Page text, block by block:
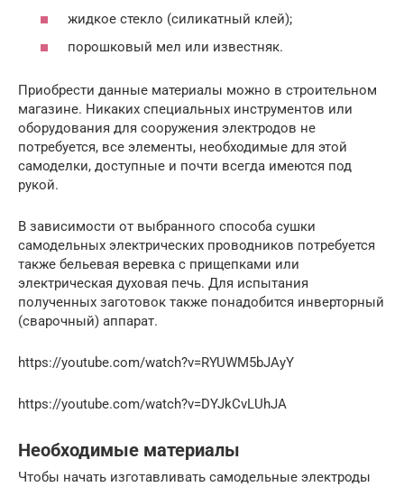
жидкое стекло (силикатный клей);
порошковый мел или известняк.
Приобрести данные материалы можно в строительном
магазине. Никаких специальных инструментов или
оборудования для сооружения электродов не
потребуется, все элементы, необходимые для этой
самоделки, доступные и почти всегда имеются под
рукой.
В зависимости от выбранного способа сушки
самодельных электрических проводников потребуется
также бельевая веревка с прищепками или
электрическая духовая печь. Для испытания
полученных заготовок также понадобится инверторный
(сварочный) аппарат.
https://youtube.com/watch?v=RYUWM5bJAyY
https://youtube.com/watch?v=DYJkCvLUhJA
Необходимые материалы
Чтобы начать изготавливать самодельные электроды